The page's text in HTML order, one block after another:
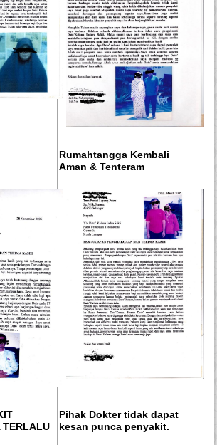
Rumahtangga Kembali
Aman & Tenteram
TERLALU
Pihak Dokter tidak dapat
kesan punca penyakit.